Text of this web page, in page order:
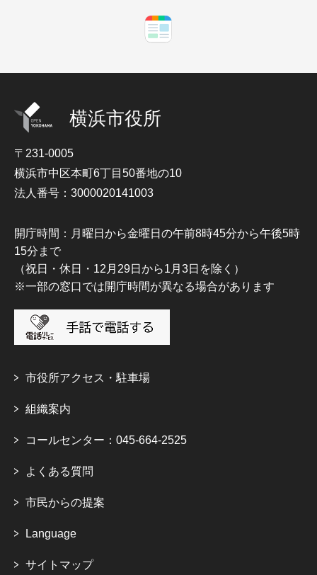
横浜市役所
〒231-0005
横浜市中区本町6丁目50番地の10
法人番号：3000020141003
開庁時間：月曜日から金曜日の午前8時45分から午後5時
15分まで
（祝日・休日・12月29日から1月3日を除く）
※一部の窓口では開庁時間が異なる場合があります
市役所アクセス・駐車場
組織案内
コールセンター：045-664-2525
よくある質問
市民からの提案
Language
サイトマップ